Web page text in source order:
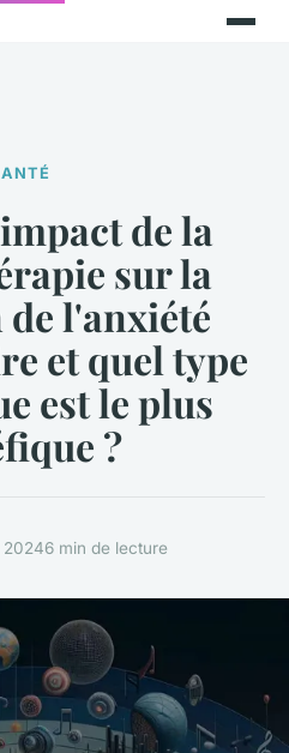
de la
sur la
l'anxiété
et quel type
est le plus
?
20246 min de lecture